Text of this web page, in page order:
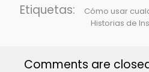
Etiquetas:
Cómo usar
Historias de
Comments are